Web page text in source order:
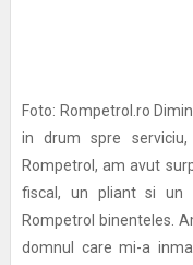
Foto: Rompetrol.ro
in drum spre
Rompetrol, am avut
fiscal, un pliant si un
Rompetrol binenteles.
domnul care mi-a